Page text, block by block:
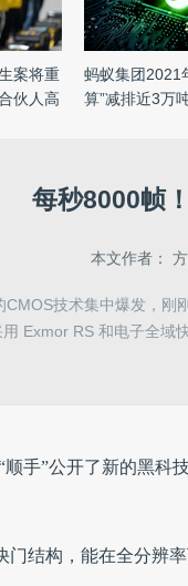
案将重
伙人高
蚂蚁集团2021
算”减排近3万
每秒8000帧
本文作者：
CMOS技术集中爆发，
Exmor RS 和电子全域
顺手”公开了新的黑
门结构，能在全分辨